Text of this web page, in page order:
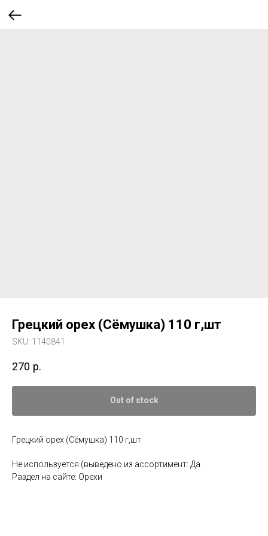
Грецкий орех (Сёмушка) 110 г,шт
SKU: 1140841
270 р.
Out of stock
Грецкий орех (Сёмушка) 110 г,шт
Не используется (выведено из ассортимент: Да
Раздел на сайте: Орехи